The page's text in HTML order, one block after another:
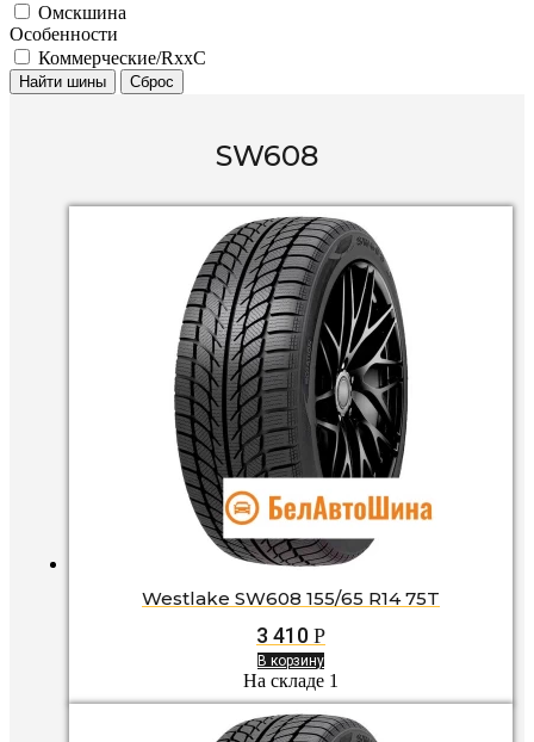
Омскшина
Особенности
Коммерческие/RxxC
Найти шины Сброс
SW608
Westlake SW608 155/65 R14 75T
3 410 Р
В корзину
На складе 1